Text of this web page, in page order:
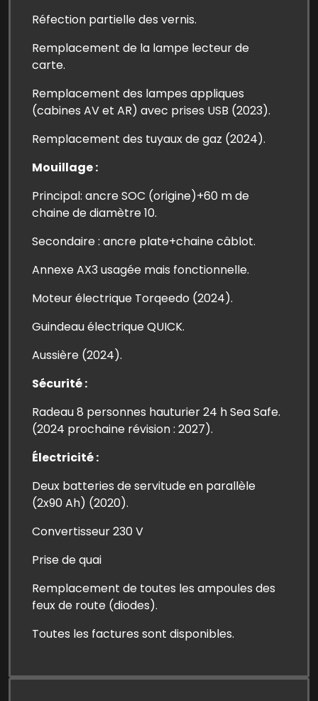
Réfection partielle des vernis.
Remplacement de la lampe lecteur de
carte.
Remplacement des lampes appliques
(cabines AV et AR) avec prises USB (2023).
Remplacement des tuyaux de gaz (2024).
Mouillage :
Principal: ancre SOC (origine)+60 m de
chaine de diamètre 10.
Secondaire : ancre plate+chaine câblot.
Annexe AX3 usagée mais fonctionnelle.
Moteur électrique Torqeedo (2024).
Guindeau électrique QUICK.
Aussière (2024).
Sécurité :
Radeau 8 personnes hauturier 24 h Sea Safe.
(2024 prochaine révision : 2027).
Électricité :
Deux batteries de servitude en parallèle
(2x90 Ah) (2020).
Convertisseur 230 V
Prise de quai
Remplacement de toutes les ampoules des
feux de route (diodes).
Toutes les factures sont disponibles.